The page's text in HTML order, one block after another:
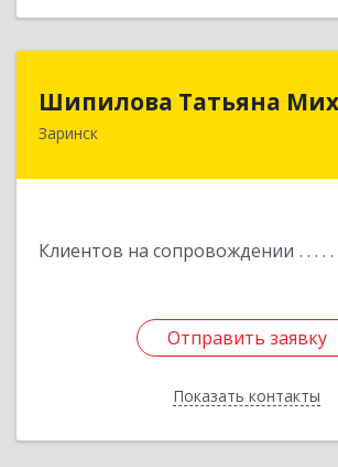
Шипилова Татьяна
Заринск
Клиентов на сопровождении
Отправить заявку
Показать контакты
Шипилова Татьяна
Отправить заявку
Назад